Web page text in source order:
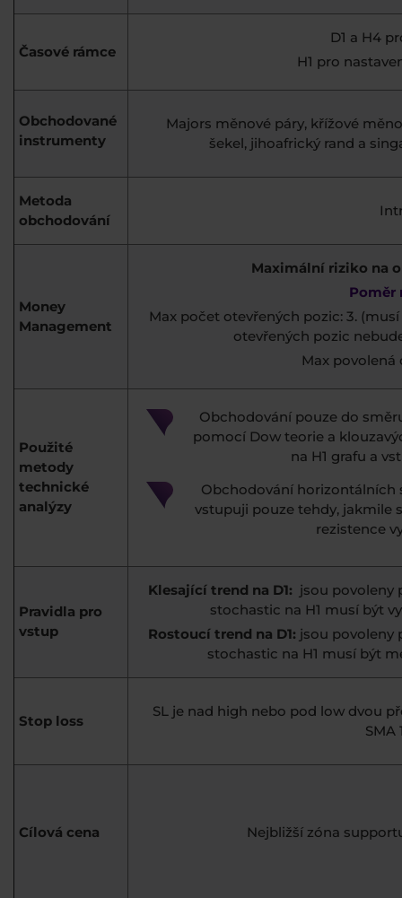
Časové rámce
D1 a H4
H1 pro
Obchodované
instrumenty
Majors měnové páry, křížové
šekel, jihoafrický rand a
Metoda
obchodování
Money
Management
Maximální riziko na
Poměr
Max počet otevřených pozic: 3.
otevřených pozic
Max povolená
Použité
metody
technické
analýzy
Obchodování pouze do
pomocí Dow teorie a
na H1 grafu a
Obchodování horizontálních
vstupuji pouze tehdy, jakmile
rezistence
Pravidla pro
vstup
Klesající trend na D1: jsou povoleny
stochastic na H1 musí být
Rostoucí trend na D1: jsou povoleny
stochastic na H1 musí být
Stop loss
SL je nad high nebo pod low dvou
SMA
Cílová cena Nejbližší zóna